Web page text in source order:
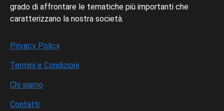
grado di affrontare le tematiche più importanti che
caratterizzano la nostra società.
Privacy Policy
Termini e Condizioni
Chi siamo
Contatti